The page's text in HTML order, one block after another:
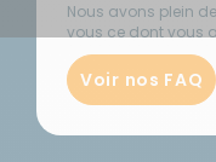
Nous avons plein
vous ce dont vous
Voir nos FAQ